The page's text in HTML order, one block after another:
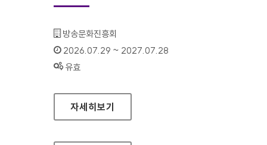
기관명 :
방송문화진흥회
인증기간 :
2026.07.29 ~ 2027.07.28
상태 :
유효
방송문화진흥회
자세히보기